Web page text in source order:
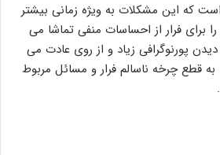
که این مشکلات به ویژه زمانی بیشتر
برای فرار از احساسات منفی تماشا می
پورنوگرافی زیاد و از روی عادت می
قطع چرخه ناسالم فرار و مسائل مربوط